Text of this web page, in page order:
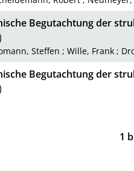
Begutachtung der
Steffen ;Wille, Frank ;
Begutachtung der
1